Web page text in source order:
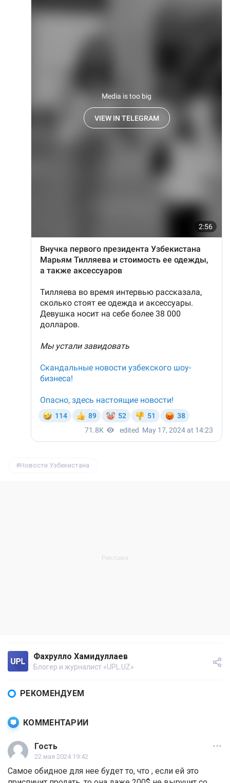
Новости Узбекистана
Фахрулло Хамидуллаев
Блогер и журналист «UPL.UZ»
РЕКОМЕНДУЕМ
КОММЕНТАРИИ
Гость
22 мая 2024 19:42
Самое обидное для нее будет то, что , если ей это